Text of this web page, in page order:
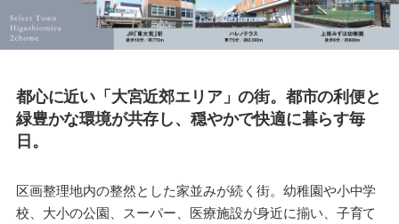
こちら
都心に近い「大宮近郊エリア」の街。都市の利便と
緑豊かな環境が共存し、穏やかで快適に暮らす毎
日。
区画整理地内の整然とした家並みが続く街。幼稚園や小中学
校、大小の公園、スーパー、医療施設が身近に揃い、子育て